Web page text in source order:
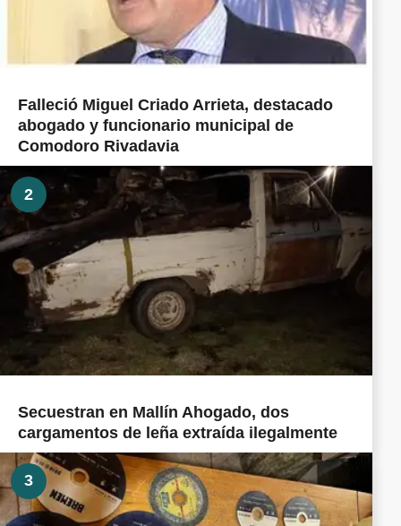
Falleció Miguel Criado Arrieta, destacado
abogado y funcionario municipal de
Comodoro Rivadavia
2
Secuestran en Mallín Ahogado, dos
cargamentos de leña extraída ilegalmente
3